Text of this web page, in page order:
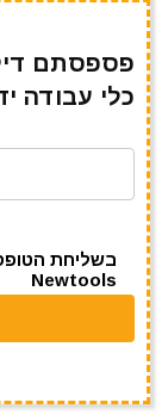
e
b
o
te
r
l
פספסתם
כלי עבודה
בשליחת
Newtools